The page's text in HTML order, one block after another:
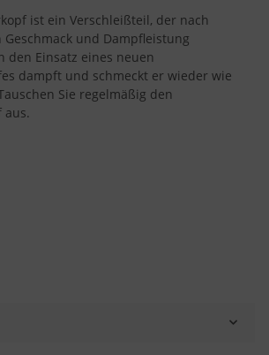
ist ein Verschleißteil, der nach
Geschmack und Dampfleistung
den Einsatz eines neuen
dampft und schmeckt er wieder wie
Sie regelmäßig den
aus.